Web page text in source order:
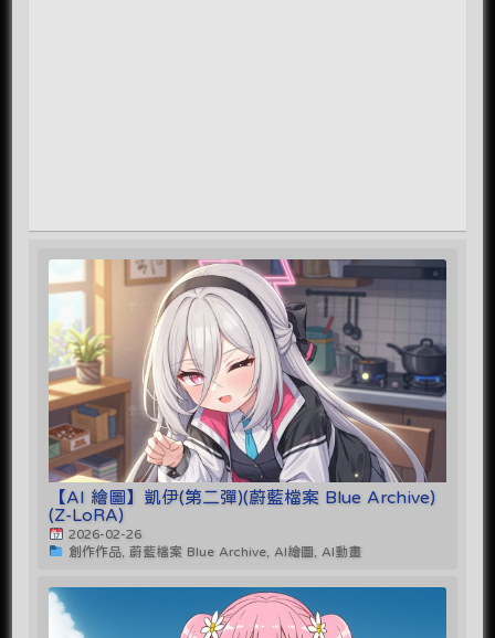
【AI 繪圖】凱伊(第二彈)(蔚藍檔案 Blue Archive)
(Z-LoRA)
2026-02-26
創作作品, 蔚藍檔案 Blue Archive, AI繪圖, AI動畫